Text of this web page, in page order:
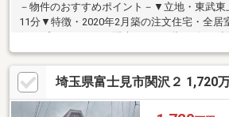
－物件のおすすめポイント－▼立地・東武東
11分▼特徴・2020年2月築の注文住宅・全居
帖、畳コーナー約3.0帖が隣接・キッチンは
全居室に収納を確保・2・3階に南西向きバ
ー等の収納も可能なSIC有▼設備・食洗機・
浴室乾燥機▼周辺環境・富士見市立つるせ台
200m)■ ご希望の住まい探しをお手伝い
埼玉県富士見市関沢２ 1,720